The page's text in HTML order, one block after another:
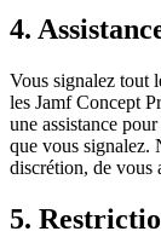
4.
Vous signalez tout
les Jamf Concept
une assistance
que vous signalez.
discrétion, de vous
5.